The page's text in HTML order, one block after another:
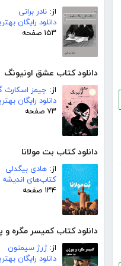
از: نادر براتی
دانلود رایگان
۱۵۳ صفحه
دانلود کتاب عشق اونیونگ
از: جیمز اسکارث
دانلود رایگان
۷۳ صفحه
دانلود کتاب بت مولانا
از: هادی بیگدلی
کتاب‌های
۱۳۴ صفحه
دانلود کتاب کمیسر مگره و
از:ژرژ سیمنون
دانلود رایگان